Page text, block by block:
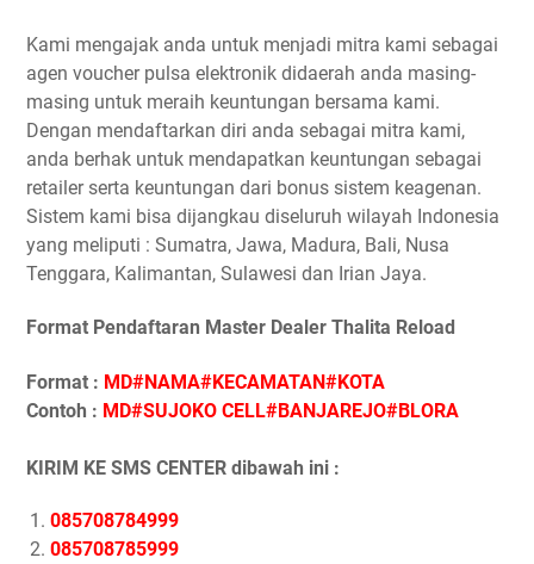
Kami mengajak anda untuk menjadi mitra kami sebagai
agen voucher pulsa elektronik didaerah anda masing-
masing untuk meraih keuntungan bersama kami.
Dengan mendaftarkan diri anda sebagai mitra kami,
anda berhak untuk mendapatkan keuntungan sebagai
retailer serta keuntungan dari bonus sistem keagenan.
Sistem kami bisa dijangkau diseluruh wilayah Indonesia
yang meliputi : Sumatra, Jawa, Madura, Bali, Nusa
Tenggara, Kalimantan, Sulawesi dan Irian Jaya.
Format Pendaftaran Master Dealer Thalita Reload
Format : MD#NAMA#KECAMATAN#KOTA
Contoh : MD#SUJOKO CELL#BANJAREJO#BLORA
KIRIM KE SMS CENTER dibawah ini :
085708784999
085708785999